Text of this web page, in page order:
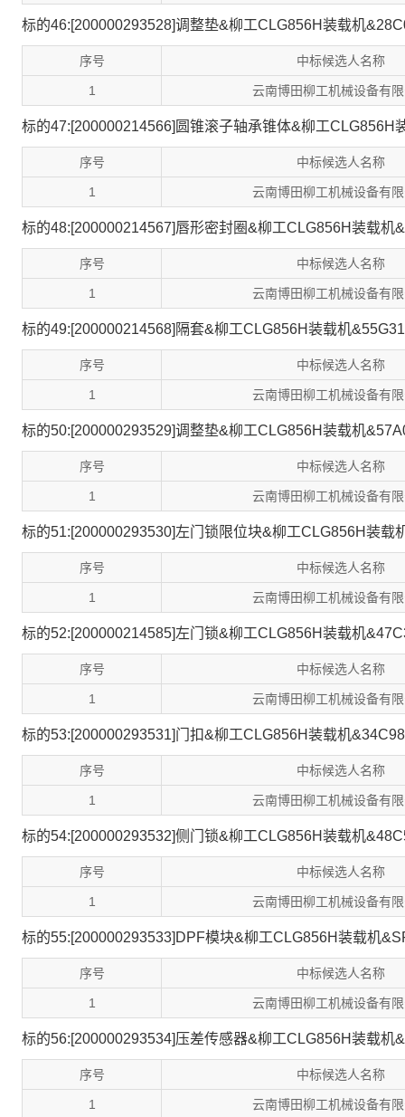
标的46:[200000293528]调整垫&柳工CLG856H装载机
序号 中标候选人名称
1 云南博田柳工机械设备有
标的47:[200000214566]圆锥滚子轴承锥体&柳工CLG856H
序号 中标候选人名称
1 云南博田柳工机械设备有
标的48:[200000214567]唇形密封圈&柳工CLG856H装载机
序号 中标候选人名称
1 云南博田柳工机械设备有
标的49:[200000214568]隔套&柳工CLG856H装载机
序号 中标候选人名称
1 云南博田柳工机械设备有
标的50:[200000293529]调整垫&柳工CLG856H装载机
序号 中标候选人名称
1 云南博田柳工机械设备有
标的51:[200000293530]左门锁限位块&柳工CLG856H装载
序号 中标候选人名称
1 云南博田柳工机械设备有
标的52:[200000214585]左门锁&柳工CLG856H装载机
序号 中标候选人名称
1 云南博田柳工机械设备有
标的53:[200000293531]门扣&柳工CLG856H装载机
序号 中标候选人名称
1 云南博田柳工机械设备有
标的54:[200000293532]侧门锁&柳工CLG856H装载机
序号 中标候选人名称
1 云南博田柳工机械设备有
标的55:[200000293533]DPF模块&柳工CLG856H装载机
序号 中标候选人名称
1 云南博田柳工机械设备有
标的56:[200000293534]压差传感器&柳工CLG856H装载机
序号 中标候选人名称
1 云南博田柳工机械设备有